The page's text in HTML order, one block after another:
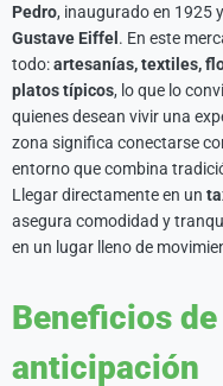
Pedro, inaugurado en 1925
Gustave Eiffel . En este
todo:artesanías, textiles,
platos típicos, lo que lo
quienes desean vivir una
zona significa conectarse
entorno que combina
Llegar directamente en un
asegura comodidad y
en un lugar lleno de
Beneficios
anticipación